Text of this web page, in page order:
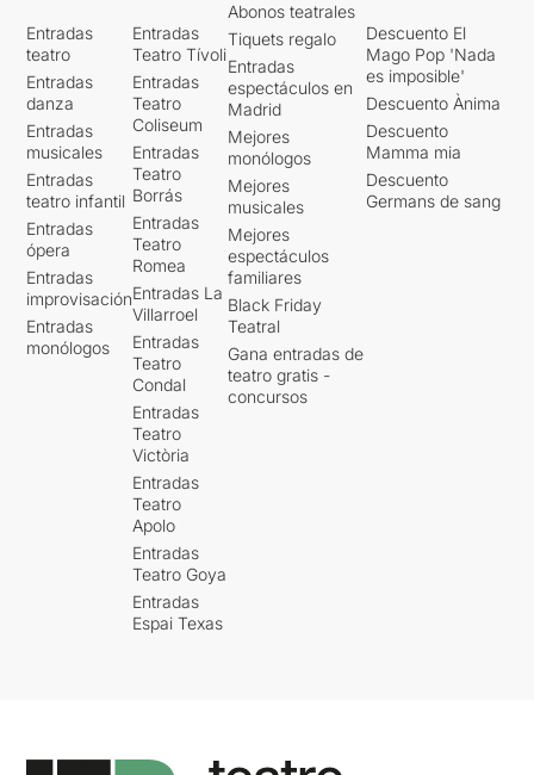
Entradas
teatro
Entradas
danza
Entradas
musicales
Entradas
teatro infantil
Entradas
ópera
Entradas
improvisación
Entradas
monólogos
Entradas
Teatro Tívoli
Entradas
Teatro
Coliseum
Entradas
Teatro
Borrás
Entradas
Teatro
Romea
Entradas La
Villarroel
Entradas
Teatro
Condal
Entradas
Teatro
Victòria
Entradas
Teatro
Apolo
Entradas
Teatro Goya
Entradas
Espai Texas
Abonos teatrales
Tiquets regalo
Entradas
espectáculos en
Madrid
Mejores
monólogos
Mejores
musicales
Mejores
espectáculos
familiares
Black Friday
Teatral
Gana entradas de
teatro gratis -
concursos
Descuento El
Mago Pop 'Nada
es imposible'
Descuento Ànima
Descuento
Mamma mia
Descuento
Germans de sang